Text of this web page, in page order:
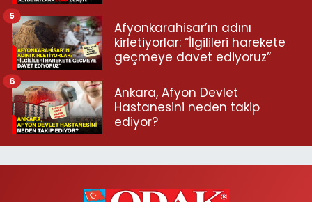
Afyonkarahisar’ın adını
kirletiyorlar: “İlgilileri harekete
geçmeye davet ediyoruz”
5
Ankara, Afyon Devlet
Hastanesini neden takip
ediyor?
6